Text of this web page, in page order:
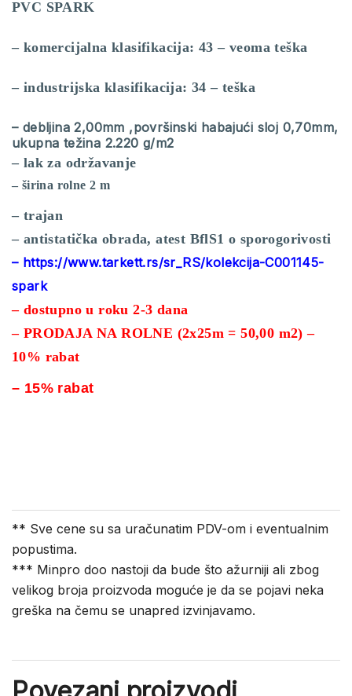
PVC SPARK
– komercijalna klasifikacija: 43 – veoma teška
– industrijska klasifikacija: 34 – teška
– debljina 2,00mm ,površinski habajući sloj 0,70mm,
ukupna težina 2.220 g/m2
– lak za održavanje
– širina rolne 2 m
– trajan
– antistatička obrada, atest BflS1 o sporogorivosti
– https://www.tarkett.rs/sr_RS/kolekcija-C001145-
spark
– dostupno u roku 2-3 dana
– PRODAJA NA ROLNE (2x25m = 50,00 m2) –
10% rabat
– 15% rabat
** Sve cene su sa uračunatim PDV-om i eventualnim
popustima.
*** Minpro doo nastoji da bude što ažurniji ali zbog
velikog broja proizvoda moguće je da se pojavi neka
greška na čemu se unapred izvinjavamo.